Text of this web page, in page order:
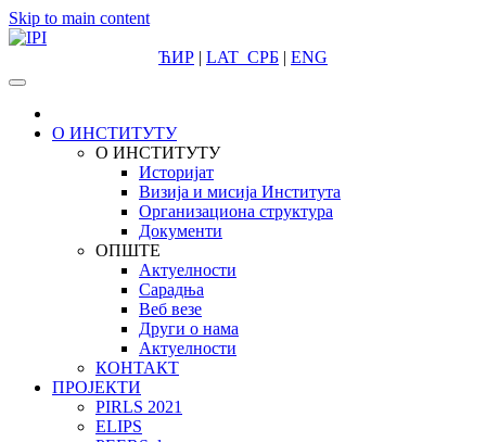
Skip to main content
ЋИР | LAT СРБ | ENG
О ИНСТИТУТУ
О ИНСТИТУТУ
Историјат
Визија и мисија Института
Организациона структура
Документи
ОПШТЕ
Актуелности
Сарадња
Веб везе
Други о нама
Актуелности
КОНТАКТ
ПРОЈЕКТИ
PIRLS 2021
ELIPS